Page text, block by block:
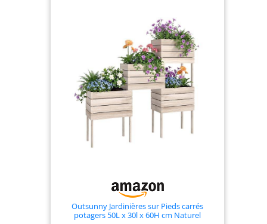
intérieures 115 x 57 x 20 cm (L x
P x H) = volume pouvant
atteindre 130 litres pour le
remplissage avec de la terre,
montage simple : 4 parois
latérales déjà pré-montées
DESIGN : couleur bois classique
brun foncé, pieds décoratifs,
aspect décoratif à traverses
transversales RESPONSABILITÉ
SOCIALE - Programme ¥€
reversés à des organisations
caritatives. Merci ! ❤️
Outsunny Jardinières sur Pieds carrés
potagers 50L x 30l x 60H cm Naturel